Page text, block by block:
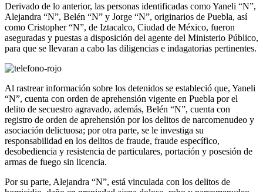
Derivado de lo anterior, las personas identificadas como Yaneli “N”,
Alejandra “N”, Belén “N” y Jorge “N”, originarios de Puebla, así
como Cristopher “N”, de Iztacalco, Ciudad de México, fueron
aseguradas y puestas a disposición del agente del Ministerio Público,
para que se llevaran a cabo las diligencias e indagatorias pertinentes.
Al rastrear información sobre los detenidos se estableció que, Yaneli
“N”, cuenta con orden de aprehensión vigente en Puebla por el
delito de secuestro agravado, además, Belén “N”, cuenta con
registro de orden de aprehensión por los delitos de narcomenudeo y
asociación delictuosa; por otra parte, se le investiga su
responsabilidad en los delitos de fraude, fraude específico,
desobediencia y resistencia de particulares, portación y posesión de
armas de fuego sin licencia.
Por su parte, Alejandra “N”, está vinculada con los delitos de